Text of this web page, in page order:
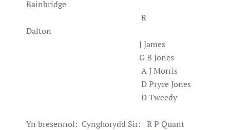
Bainbridge
R
Dalton
J James
G B Jones
A J Morris
D Pryce Jones
D Tweedy
Yn bresennol: Cynghorydd Sir: R P Quant